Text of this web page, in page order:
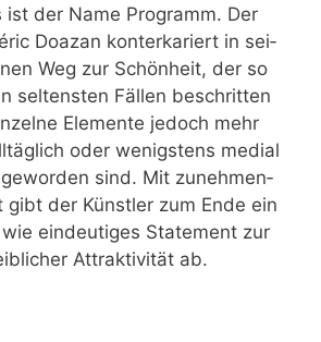
ist der Name Pro­gramm. Der
Doazan kon­ter­ka­riert in sei­
Weg zur Schön­heit, der so
sel­tens­ten Fäl­len beschrit­ten
Ele­men­te jedoch mehr
oder wenigs­tens medi­al
sind. Mit zuneh­men­
gibt der Künst­ler zum Ende ein
ein­deu­ti­ges State­ment zur
Attrak­ti­vi­tät ab.